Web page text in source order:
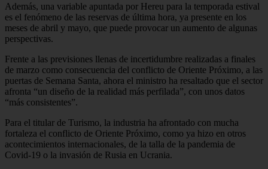
Además, una variable apuntada por Hereu para la temporada estival
es el fenómeno de las reservas de última hora, ya presente en los
meses de abril y mayo, que puede provocar un aumento de algunas
perspectivas.
Frente a las previsiones llenas de incertidumbre realizadas a finales
de marzo como consecuencia del conflicto de Oriente Próximo, a las
puertas de Semana Santa, ahora el ministro ha resaltado que el sector
afronta “un diseño de la realidad más perfilada”, con unos datos
“más consistentes”.
Para el titular de Turismo, la industria ha afrontado con mucha
fortaleza el conflicto de Oriente Próximo, como ya hizo en otros
acontecimientos internacionales, de la talla de la pandemia de
Covid-19 o la invasión de Rusia en Ucrania.